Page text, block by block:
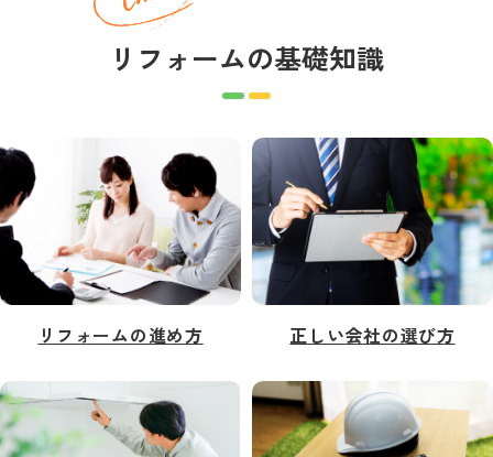
リフォームの基礎知識
リフォームの進め方 正しい会社の選び方